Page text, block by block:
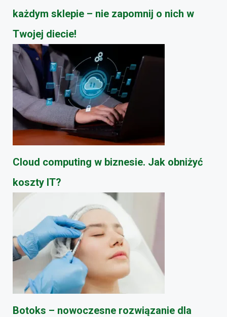
każdym sklepie – nie zapomnij o nich w
Twojej diecie!
Cloud computing w biznesie. Jak obniżyć
koszty IT?
Botoks – nowoczesne rozwiązanie dla